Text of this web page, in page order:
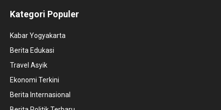
Kategori Populer
Kabar Yogyakarta
Berita Edukasi
Travel Asyik
Ekonomi Terkini
Berita Internasional